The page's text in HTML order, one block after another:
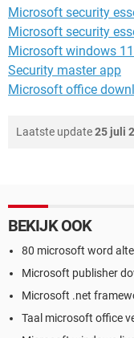
Microsoft security
Microsoft security
Microsoft windows
Security master app
Microsoft office
Laatste update25 juli
BEKIJK OOK
80 microsoft word
Microsoft publisher
Microsoft .net
Taal microsoft office